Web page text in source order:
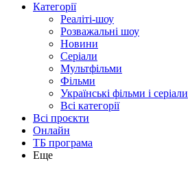
Категорії
Реаліті-шоу
Розважальні шоу
Новини
Серіали
Мультфільми
Фільми
Українські фільми і серіали
Всі категорії
Всі проєкти
Онлайн
ТБ програма
Еще